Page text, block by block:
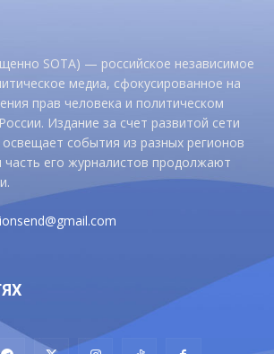
SOTA) — российское независимое
медиа, сфокусированное на
прав человека и политическом
Издание за счет развитой сети
события из разных регионов
его журналистов продолжают